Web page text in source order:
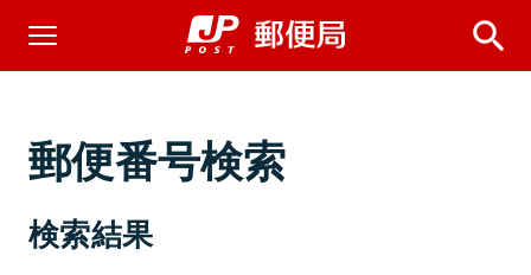
郵便番号検索
検索結果